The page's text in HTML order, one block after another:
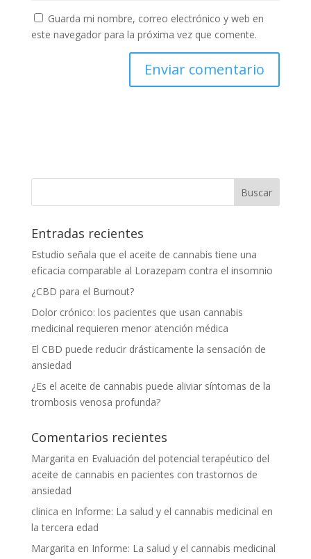
Guarda mi nombre, correo electrónico y web en
este navegador para la próxima vez que comente.
Entradas recientes
Estudio señala que el aceite de cannabis tiene una
eficacia comparable al Lorazepam contra el insomnio
¿CBD para el Burnout?
Dolor crónico: los pacientes que usan cannabis
medicinal requieren menor atención médica
El CBD puede reducir drásticamente la sensación de
ansiedad
¿Es el aceite de cannabis puede aliviar síntomas de la
trombosis venosa profunda?
Comentarios recientes
Margarita en Evaluación del potencial terapéutico del
aceite de cannabis en pacientes con trastornos de
ansiedad
clinica en Informe: La salud y el cannabis medicinal en
la tercera edad
Margarita en Informe: La salud y el cannabis medicinal